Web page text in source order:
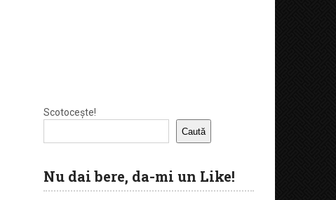
Scotocește!
Caută
Nu dai bere, da-mi un Like!